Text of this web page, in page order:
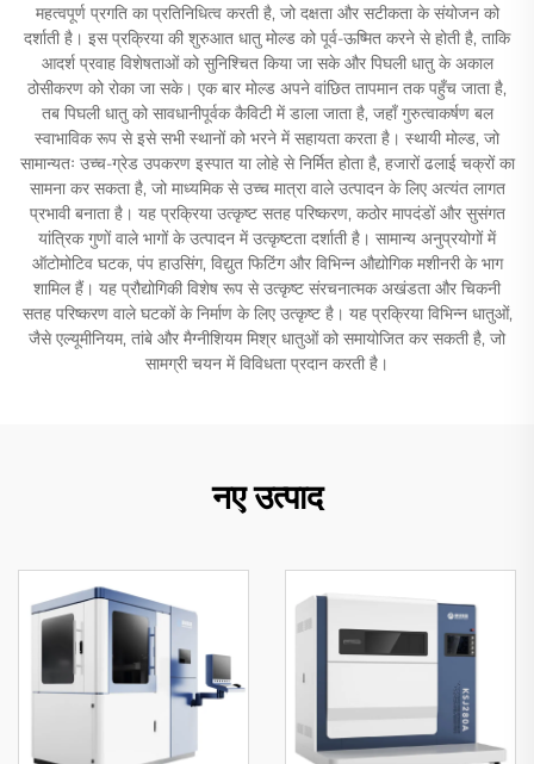
महत्वपूर्ण प्रगति का प्रतिनिधित्व करती है, जो दक्षता और सटीकता के संयोजन को
दर्शाती है। इस प्रक्रिया की शुरुआत धातु मोल्ड को पूर्व-ऊष्मित करने से होती है, ताकि
आदर्श प्रवाह विशेषताओं को सुनिश्चित किया जा सके और पिघली धातु के अकाल
ठोसीकरण को रोका जा सके। एक बार मोल्ड अपने वांछित तापमान तक पहुँच जाता है,
तब पिघली धातु को सावधानीपूर्वक कैविटी में डाला जाता है, जहाँ गुरुत्वाकर्षण बल
स्वाभाविक रूप से इसे सभी स्थानों को भरने में सहायता करता है। स्थायी मोल्ड, जो
सामान्यतः उच्च-ग्रेड उपकरण इस्पात या लोहे से निर्मित होता है, हजारों ढलाई चक्रों का
सामना कर सकता है, जो माध्यमिक से उच्च मात्रा वाले उत्पादन के लिए अत्यंत लागत
प्रभावी बनाता है। यह प्रक्रिया उत्कृष्ट सतह परिष्करण, कठोर मापदंडों और सुसंगत
यांत्रिक गुणों वाले भागों के उत्पादन में उत्कृष्टता दर्शाती है। सामान्य अनुप्रयोगों में
ऑटोमोटिव घटक, पंप हाउसिंग, विद्युत फिटिंग और विभिन्न औद्योगिक मशीनरी के भाग
शामिल हैं। यह प्रौद्योगिकी विशेष रूप से उत्कृष्ट संरचनात्मक अखंडता और चिकनी
सतह परिष्करण वाले घटकों के निर्माण के लिए उत्कृष्ट है। यह प्रक्रिया विभिन्न धातुओं,
जैसे एल्यूमीनियम, तांबे और मैग्नीशियम मिश्र धातुओं को समायोजित कर सकती है, जो
सामग्री चयन में विविधता प्रदान करती है।
नए उत्पाद